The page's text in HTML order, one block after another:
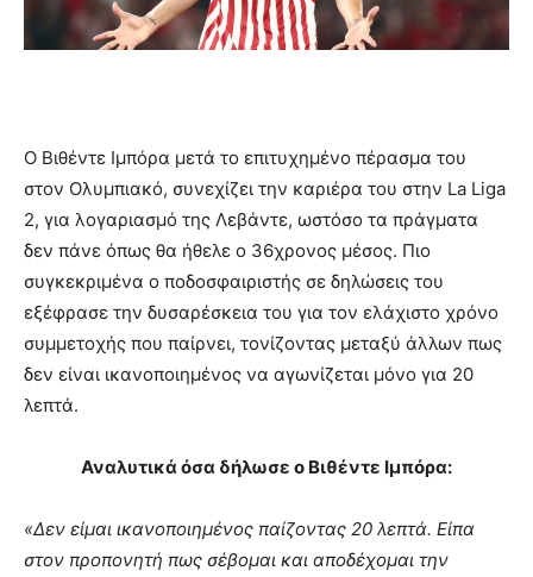
Ο Βιθέντε Ιμπόρα μετά το επιτυχημένο πέρασμα του
στον Ολυμπιακό, συνεχίζει την καριέρα του στην La Liga
2, για λογαριασμό της Λεβάντε, ωστόσο τα πράγματα
δεν πάνε όπως θα ήθελε ο 36χρονος μέσος. Πιο
συγκεκριμένα ο ποδοσφαιριστής σε δηλώσεις του
εξέφρασε την δυσαρέσκεια του για τον ελάχιστο χρόνο
συμμετοχής που παίρνει, τονίζοντας μεταξύ άλλων πως
δεν είναι ικανοποιημένος να αγωνίζεται μόνο για 20
λεπτά.
Αναλυτικά όσα δήλωσε ο Βιθέντε Ιμπόρα:
«Δεν είμαι ικανοποιημένος παίζοντας 20 λεπτά. Είπα
στον προπονητή πως σέβομαι και αποδέχομαι την